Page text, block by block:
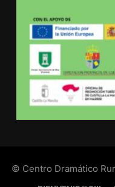
© Centro Dramático